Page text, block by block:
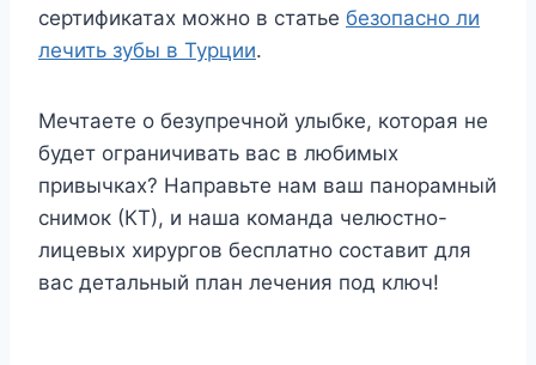
сертификатах можно в статье безопасно ли
лечить зубы в Турции.
Мечтаете о безупречной улыбке, которая не
будет ограничивать вас в любимых
привычках? Направьте нам ваш панорамный
снимок (КТ), и наша команда челюстно-
лицевых хирургов бесплатно составит для
вас детальный план лечения под ключ!